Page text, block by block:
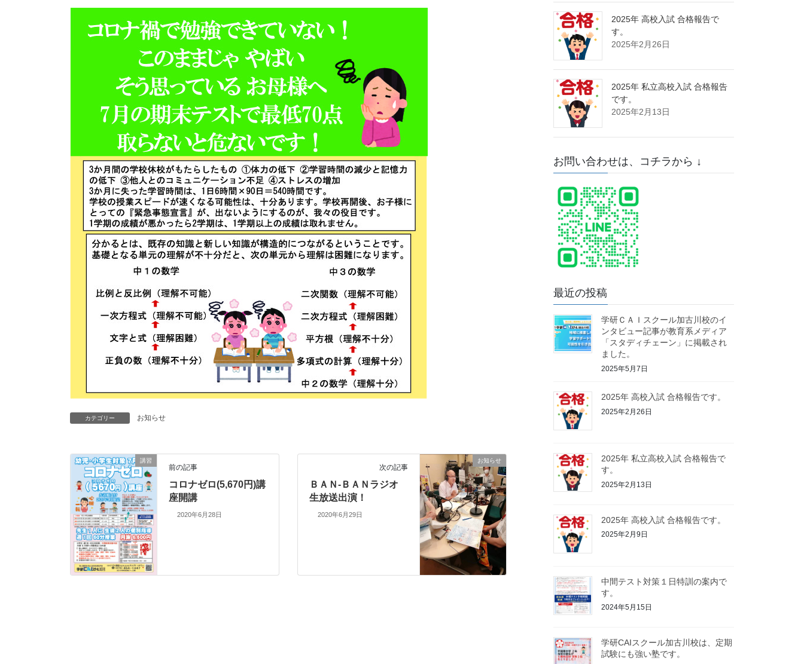
カテゴリー お知らせ
講習
前の記事
コロナゼロ(5,670円)講
座開講
2020年6月28日
お知らせ
次の記事
ＢＡＮ-ＢＡＮラジオ
生放送出演！
2020年6月29日
2025年 高校入試 合格報告で
す。
2025年2月26日
2025年 私立高校入試 合格報告
です。
2025年2月13日
お問い合わせは、コチラから ↓
最近の投稿
学研ＣＡＩスクール加古川校のイ
ンタビュー記事が教育系メディア
「スタディチェーン」に掲載され
ました。
2025年5月7日
2025年 高校入試 合格報告です。
2025年2月26日
2025年 私立高校入試 合格報告で
す。
2025年2月13日
2025年 高校入試 合格報告です。
2025年2月9日
中間テスト対策１日特訓の案内で
す。
2024年5月15日
学研CAIスクール加古川校は、定期
試験にも強い塾です。